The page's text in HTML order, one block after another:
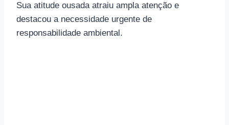
Sua atitude ousada atraiu ampla atenção e
destacou a necessidade urgente de
responsabilidade ambiental.